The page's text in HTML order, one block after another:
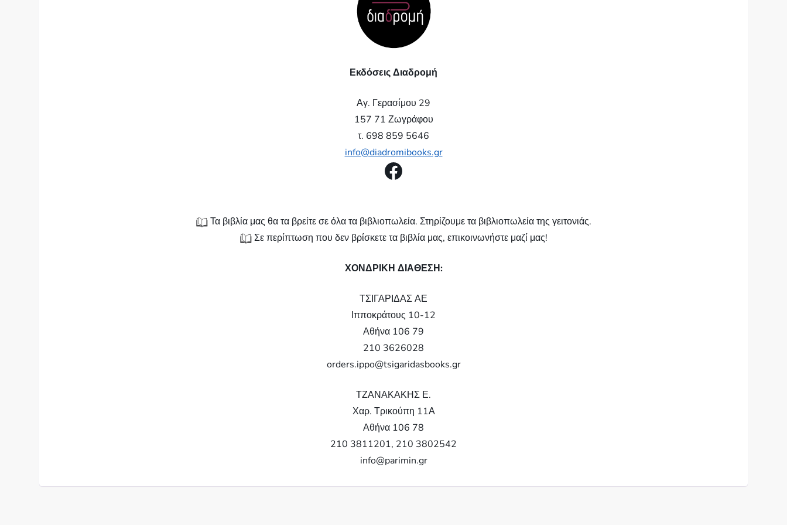
Εκδόσεις Διαδρομή
Αγ. Γερασίμου 29
157 71 Ζωγράφου
τ. 698 859 5646
info@diadromibooks.gr
Facebook
Τα βιβλία μας θα τα βρείτε σε όλα τα βιβλιοπωλεία. Στηρίζουμε τα βιβλιοπωλεία της γειτονιάς.
Σε περίπτωση που δεν βρίσκετε τα βιβλία μας, επικοινωνήστε μαζί μας!
ΧΟΝΔΡΙΚΗ ΔΙΑΘΕΣΗ:
ΤΣΙΓΑΡΙΔΑΣ ΑΕ
Ιπποκράτους 10-12
Αθήνα 106 79
210 3626028
orders.ippo@tsigaridasbooks.gr
ΤΖΑΝΑΚΑΚΗΣ Ε.
Χαρ. Τρικούπη 11Α
Αθήνα 106 78
210 3811201, 210 3802542
info@parimin.gr